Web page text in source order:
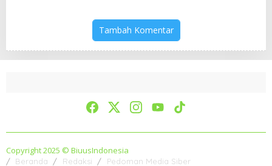
Tambah Komentar
Copyright 2025 © BiuusIndonesia
Beranda Redaksi Pedoman Media Siber